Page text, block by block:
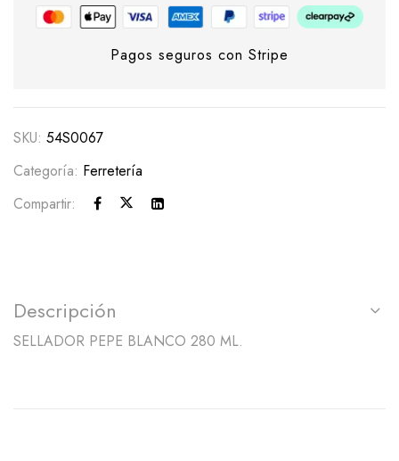
Pagos seguros con Stripe
SKU: 54S0067
Categoría: Ferretería
Compartir:
Descripción
SELLADOR PEPE BLANCO 280 ML.